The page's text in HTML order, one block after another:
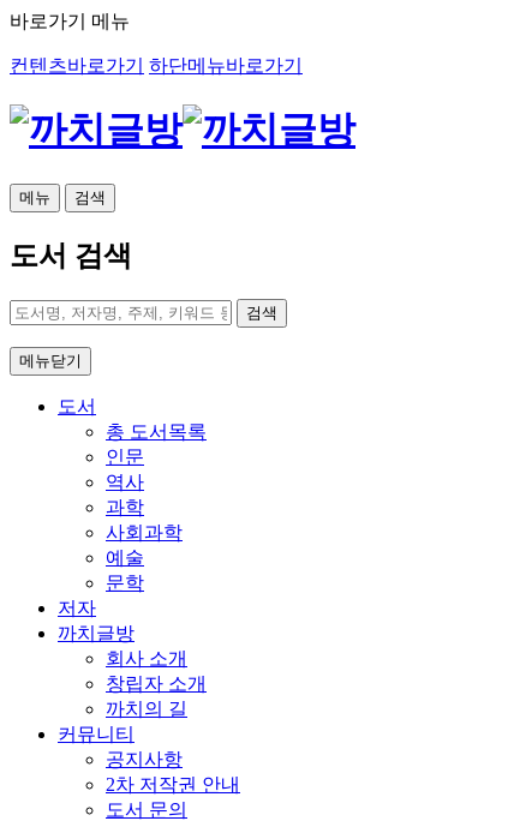
바로가기 메뉴
컨텐츠바로가기 하단메뉴바로가기
메뉴 검색
도서 검색
검색
메뉴닫기
도서
총 도서목록
인문
역사
과학
사회과학
예술
문학
저자
까치글방
회사 소개
창립자 소개
까치의 길
커뮤니티
공지사항
2차 저작권 안내
도서 문의